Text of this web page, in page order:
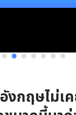
งกฤษไม่เ